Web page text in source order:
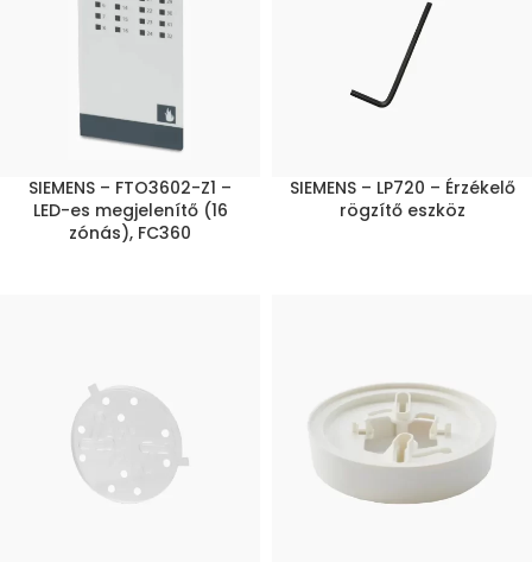
SIEMENS – FTO3602-Z1 –
LED-es megjelenítő (16
zónás), FC360
SIEMENS – LP720 – Érzékelő
rögzítő eszköz